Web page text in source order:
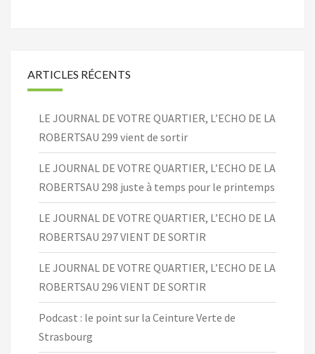
ARTICLES RÉCENTS
LE JOURNAL DE VOTRE QUARTIER, L’ECHO DE LA
ROBERTSAU 299 vient de sortir
LE JOURNAL DE VOTRE QUARTIER, L’ECHO DE LA
ROBERTSAU 298 juste à temps pour le printemps
LE JOURNAL DE VOTRE QUARTIER, L’ECHO DE LA
ROBERTSAU 297 VIENT DE SORTIR
LE JOURNAL DE VOTRE QUARTIER, L’ECHO DE LA
ROBERTSAU 296 VIENT DE SORTIR
Podcast : le point sur la Ceinture Verte de
Strasbourg